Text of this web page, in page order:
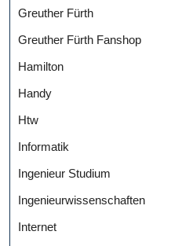
Greuther Fürth
Greuther Fürth Fanshop
Hamilton
Handy
Htw
Informatik
Ingenieur Studium
Ingenieurwissenschaften
Internet